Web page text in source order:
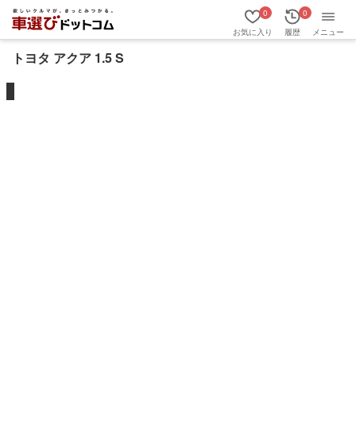
お気に入り
0
履歴
0
メニュー
トヨタ アクア 1.5 S